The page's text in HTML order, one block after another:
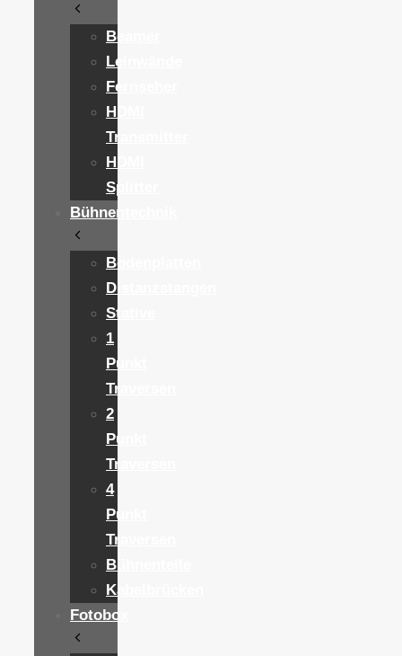
Beamer
Leinwände
Fernseher
HDMI
Transmitter
HDMI
Splitter
Bühnentechnik
Bodenplatten
Distanzstangen
Stative
1
Punkt
Traversen
2
Punkt
Traversen
4
Punkt
Traversen
Bühnenteile
Kabelbrücken
Fotobox